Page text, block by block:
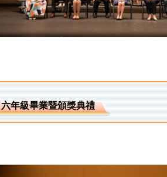
六年級畢業暨頒獎典禮